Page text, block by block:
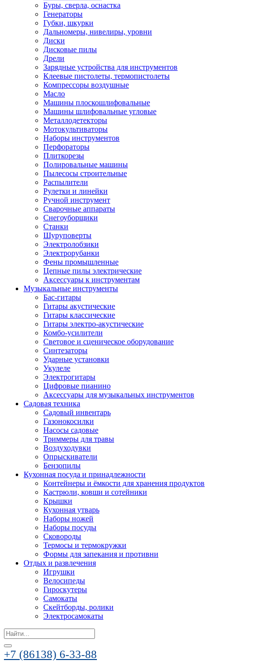
Буры, сверла, оснастка
Генераторы
Губки, шкурки
Дальномеры, нивелиры, уровни
Диски
Дисковые пилы
Дрели
Зарядные устройства для инструментов
Клеевые пистолеты, термопистолеты
Компрессоры воздушные
Масло
Машины плоскошлифовальные
Машины шлифовальные угловые
Металлодетекторы
Мотокультиваторы
Наборы инструментов
Перфораторы
Плиткорезы
Полировальные машины
Пылесосы строительные
Распылители
Рулетки и линейки
Ручной инструмент
Сварочные аппараты
Снегоуборщики
Станки
Шуруповерты
Электролобзики
Электрорубанки
Фены промышленные
Цепные пилы электрические
Аксессуары к инструментам
Музыкальные инструменты
Бас-гитары
Гитары акустические
Гитары классические
Гитары электро-акустические
Комбо-усилители
Световое и сценическое оборудование
Синтезаторы
Ударные установки
Укулеле
Электрогитары
Цифровые пианино
Аксессуары для музыкальных инструментов
Садовая техника
Садовый инвентарь
Газонокосилки
Насосы садовые
Триммеры для травы
Воздуходувки
Опрыскиватели
Бензопилы
Кухонная посуда и принадлежности
Контейнеры и ёмкости для хранения продуктов
Кастрюли, ковши и сотейники
Крышки
Кухонная утварь
Наборы ножей
Наборы посуды
Сковороды
Термосы и термокружки
Формы для запекания и противни
Отдых и развлечения
Игрушки
Велосипеды
Гироскутеры
Самокаты
Скейтборды, ролики
Электросамокаты
Search
for:
+7 (86138) 6-33-88